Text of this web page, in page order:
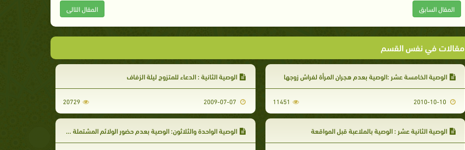
المقال السابق المقال التالى
مقالات في نفس القسم
الوصية الخامسة عشر :الوصية بعدم هجران المرأة لفراش زوجها
2010-10-10
11451
الوصية الثانية : الدعاء للمتزوج ليلة الزفاف
20729
الوصية الثانية عشر : الوصية بالملاعبة قبل المواقعة الوصية الواحدة والثلاثون: الوصية بعدم حضور الولائم المشتملة على المنكر